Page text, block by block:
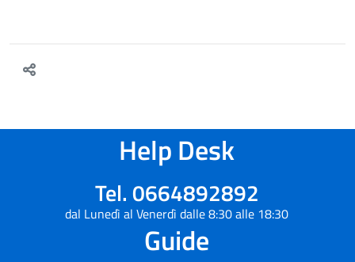
Help Desk
Tel. 0664892892
dal Lunedì al Venerdì dalle 8:30 alle 18:30
Guide